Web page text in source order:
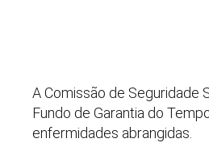
A Comissão de Seguridade
Fundo de Garantia do
enfermidades abrangidas.